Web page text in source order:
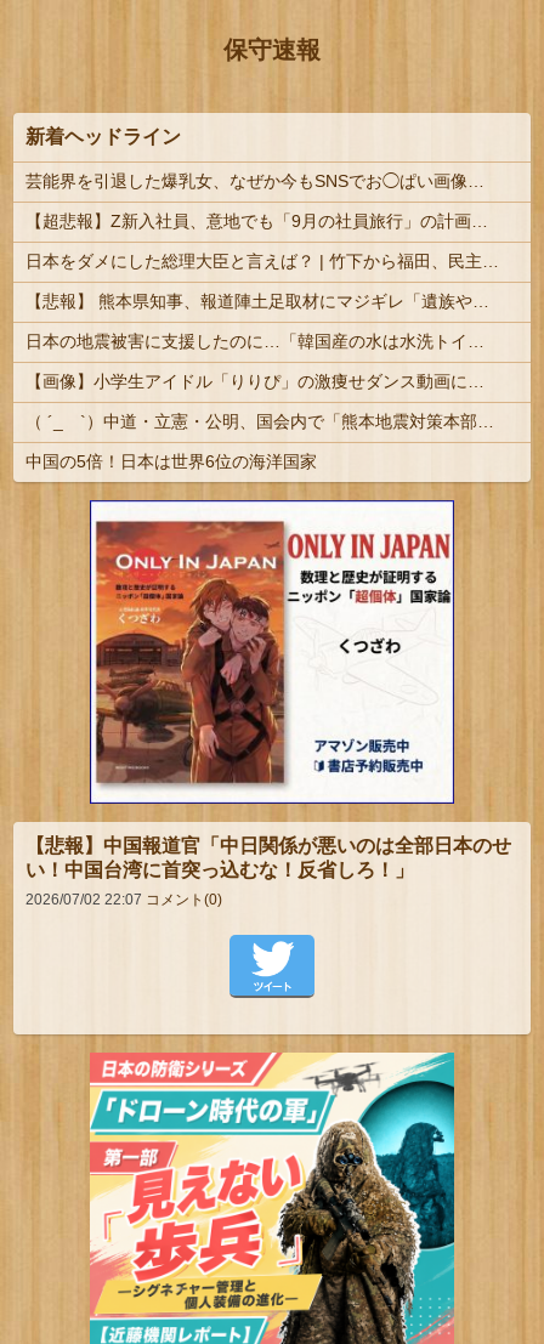
保守速報
新着ヘッドライン
中国の5倍！日本は世界6位の海洋国家
【悲報】中国報道官「中日関係が悪いのは全部日本のせ
い！中国台湾に首突っ込むな！反省しろ！」
2026/07/02 22:07 コメント(0)